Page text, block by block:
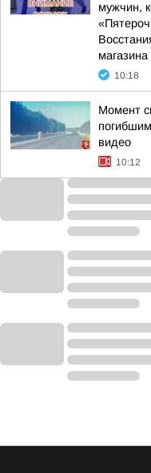
мужчин,
магазина
10:18
Момент
видео
10:12